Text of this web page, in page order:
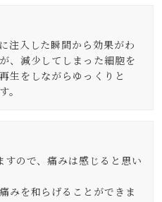
注入した瞬間から効果がわ
、減少してしまった細胞を
生をしながらゆっくりと
。
ので、痛みは感じると思い
みを和らげることができま